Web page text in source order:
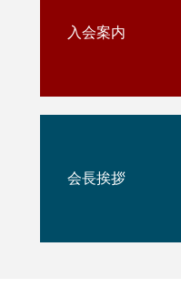
入会案内
会長挨拶